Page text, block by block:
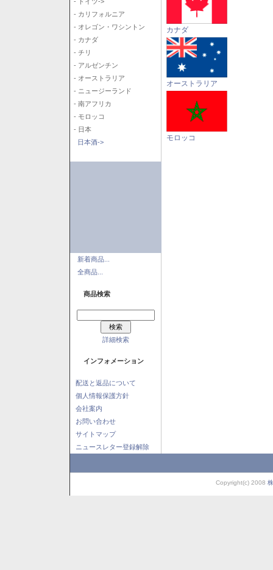
- カリフォルニア
- オレゴン・ワシントン
- カナダ
- チリ
- アルゼンチン
- オーストラリア
- ニュージーランド
- 南アフリカ
- モロッコ
- 日本
日本酒->
新着商品...
全商品...
商品検索
詳細検索
インフォメーション
配送と返品について
個人情報保護方針
会社案内
お問い合わせ
サイトマップ
ニュースレター登録解除
カナダ
オーストラリア
モロッコ
Copyright(c) 2008